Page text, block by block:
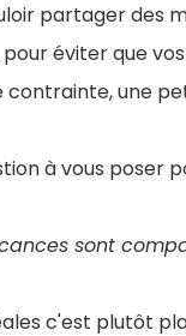
partager des
éviter que
contrainte, une
à vous poser
sont
c'est plutôt